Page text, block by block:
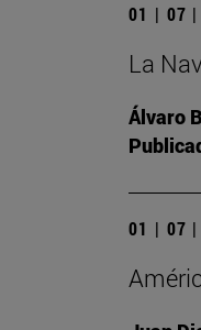
01 | 07
La
Álvaro
01 | 07